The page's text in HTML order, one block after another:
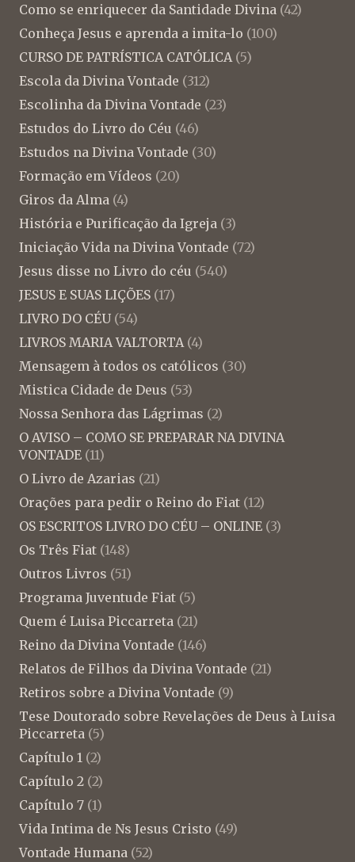
Como se enriquecer da Santidade Divina (42)
Conheça Jesus e aprenda a imita-lo (100)
CURSO DE PATRÍSTICA CATÓLICA (5)
Escola da Divina Vontade (312)
Escolinha da Divina Vontade (23)
Estudos do Livro do Céu (46)
Estudos na Divina Vontade (30)
Formação em Vídeos (20)
Giros da Alma (4)
História e Purificação da Igreja (3)
Iniciação Vida na Divina Vontade (72)
Jesus disse no Livro do céu (540)
JESUS E SUAS LIÇÕES (17)
LIVRO DO CÉU (54)
LIVROS MARIA VALTORTA (4)
Mensagem à todos os católicos (30)
Mistica Cidade de Deus (53)
Nossa Senhora das Lágrimas (2)
O AVISO – COMO SE PREPARAR NA DIVINA
VONTADE (11)
O Livro de Azarias (21)
Orações para pedir o Reino do Fiat (12)
OS ESCRITOS LIVRO DO CÉU – ONLINE (3)
Os Três Fiat (148)
Outros Livros (51)
Programa Juventude Fiat (5)
Quem é Luisa Piccarreta (21)
Reino da Divina Vontade (146)
Relatos de Filhos da Divina Vontade (21)
Retiros sobre a Divina Vontade (9)
Tese Doutorado sobre Revelações de Deus à Luisa
Piccarreta (5)
Capítulo 1 (2)
Capítulo 2 (2)
Capítulo 7 (1)
Vida Intima de Ns Jesus Cristo (49)
Vontade Humana (52)